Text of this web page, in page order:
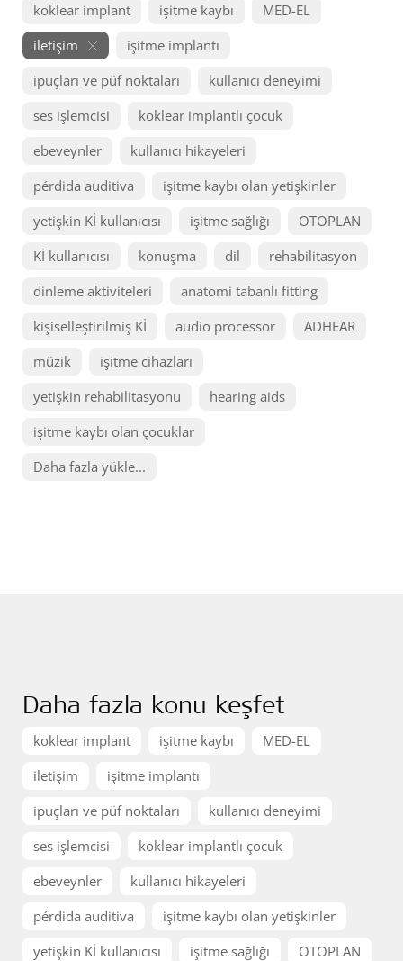
koklear implant işitme kaybı
MED-EL
iletişim
işitme implantı
ipuçları ve püf noktaları
kullanıcı deneyimi
ses işlemcisi
koklear implantlı çocuk
ebeveynler
kullanıcı hikayeleri
pérdida auditiva
işitme kaybı olan yetişkinler
yetişkin Kİ kullanıcısı
işitme sağlığı
OTOPLAN
Kİ kullanıcısı
konuşma dil
rehabilitasyon
dinleme aktiviteleri
anatomi tabanlı fitting
kişiselleştirilmiş Kİ
audio processor
ADHEAR
müzik
işitme cihazları
yetişkin rehabilitasyonu
hearing aids
işitme kaybı olan çocuklar
Daha fazla yükle...
Daha fazla konu keşfet
koklear implant işitme kaybı
MED-EL
iletişim
işitme implantı
ipuçları ve püf noktaları
kullanıcı deneyimi
ses işlemcisi
koklear implantlı çocuk
ebeveynler
kullanıcı hikayeleri
pérdida auditiva
işitme kaybı olan yetişkinler
yetişkin Kİ kullanıcısı
işitme sağlığı
OTOPLAN